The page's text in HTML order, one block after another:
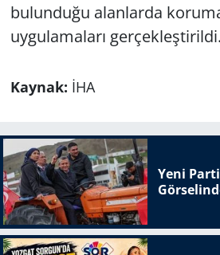
bulunduğu alanlarda
uygulamaları gerçekleştirildi.
Kaynak: İHA
Yeni